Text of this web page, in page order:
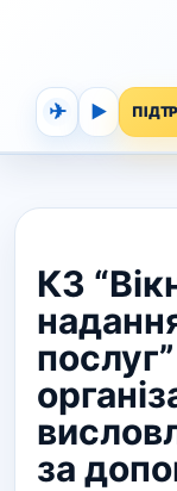
✈ ▶
КЗ
за